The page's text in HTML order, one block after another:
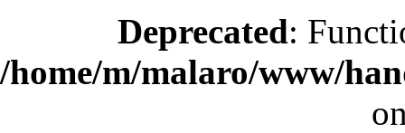
Deprecated:
/home/m/malaro/www/